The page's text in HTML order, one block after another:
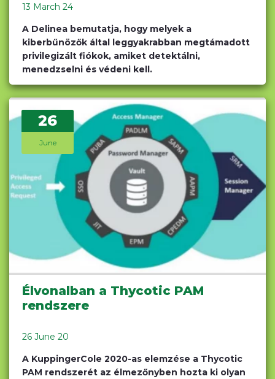
13 March 24
A Delinea bemutatja, hogy melyek a
kiberbűnözők által leggyakrabban megtámadott
privilegizált fiókok, amiket detektálni,
menedzselni és védeni kell.
26
June
Élvonalban a Thycotic PAM
rendszere
26 June 20
A KuppingerCole 2020-as elemzése a Thycotic
PAM rendszerét az élmezőnyben hozta ki olyan